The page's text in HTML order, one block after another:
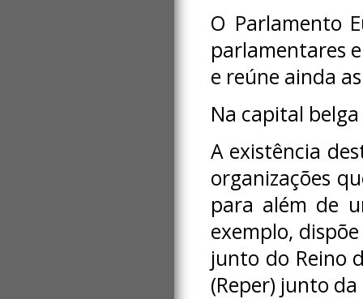
O Parlamento
parlamentares
e reúne ainda
Na capital
A existência
organizações
para além de
exemplo,
junto do Reino
(Reper) junto